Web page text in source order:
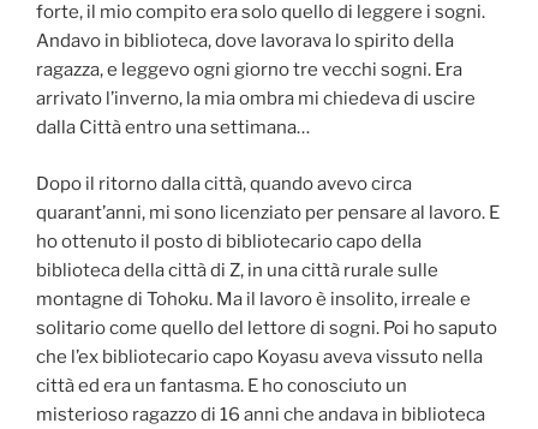
forte, il mio compito era solo quello di leggere i sogni.
Andavo in biblioteca, dove lavorava lo spirito della
ragazza, e leggevo ogni giorno tre vecchi sogni. Era
arrivato l’inverno, la mia ombra mi chiedeva di uscire
dalla Città entro una settimana…
Dopo il ritorno dalla città, quando avevo circa
quarant’anni, mi sono licenziato per pensare al lavoro. E
ho ottenuto il posto di bibliotecario capo della
biblioteca della città di Z, in una città rurale sulle
montagne di Tohoku. Ma il lavoro è insolito, irreale e
solitario come quello del lettore di sogni. Poi ho saputo
che l’ex bibliotecario capo Koyasu aveva vissuto nella
città ed era un fantasma. E ho conosciuto un
misterioso ragazzo di 16 anni che andava in biblioteca